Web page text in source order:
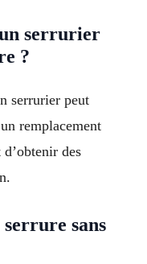
serrurier
?
serrurier peut
remplacement
des
sans